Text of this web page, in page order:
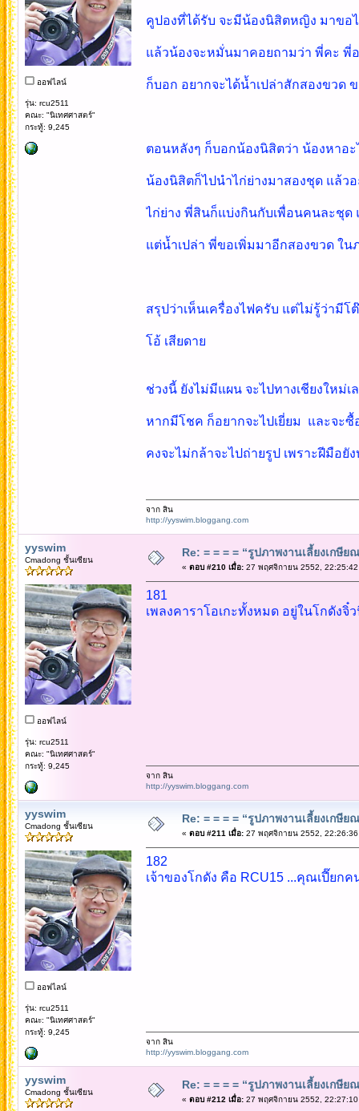
ออฟไลน์
รุ่น: rcu2511
คณะ: "นิเทศศาสตร์"
กระทู้: 9,245
คูปองที่ได้รับ จะมีน้องนิสิตหญิง มาขอ
แล้วน้องจะหมั่นมาคอยถามว่า พี่คะ พี่
ก็บอก อยากจะได้น้ำเปล่าสักสองขวด
ตอนหลังๆ ก็บอกน้องนิสิตว่า น้องหาอะ
น้องนิสิตก็ไปนำไก่ย่างมาสองชุด แล้ว
ไก่ย่าง พี่สินก็แบ่งกินกับเพื่อนคนละชุด
แต่น้ำเปล่า พี่ขอเพิ่มมาอีกสองขวด ใน
สรุปว่าเห็นเครื่องไฟครับ แต่ไม่รู้ว่ามีโ
โอ้ เสียดาย
ช่วงนี้ ยังไม่มีแผน จะไปทางเชียงใหม่เ
หากมีโชค ก็อยากจะไปเยี่ยม และจะซื้
คงจะไม่กล้าจะไปถ่ายรูป เพราะฝีมือยั
จาก สิน
http://yyswim.bloggang.com
yyswim
Cmadong ชั้นเซียน
ออฟไลน์
รุ่น: rcu2511
คณะ: "นิเทศศาสตร์"
กระทู้: 9,245
Re: = = = = “รูปภาพงานเลี้ยงเกษี
« ตอบ #210 เมื่อ:27 พฤศจิกายน 2552, 22:25:42
181
เพลงคาราโอเกะทั้งหมด อยู่ในโกดังจิ๋
จาก สิน
http://yyswim.bloggang.com
yyswim
Cmadong ชั้นเซียน
ออฟไลน์
รุ่น: rcu2511
คณะ: "นิเทศศาสตร์"
กระทู้: 9,245
Re: = = = = “รูปภาพงานเลี้ยงเกษี
« ตอบ #211 เมื่อ:27 พฤศจิกายน 2552, 22:26:36
182
เจ้าของโกดัง คือ RCU15 ...คุณเปี๊ยก
จาก สิน
http://yyswim.bloggang.com
yyswim
Cmadong ชั้นเซียน
Re: = = = = “รูปภาพงานเลี้ยงเกษี
« ตอบ #212 เมื่อ:27 พฤศจิกายน 2552, 22:27:10